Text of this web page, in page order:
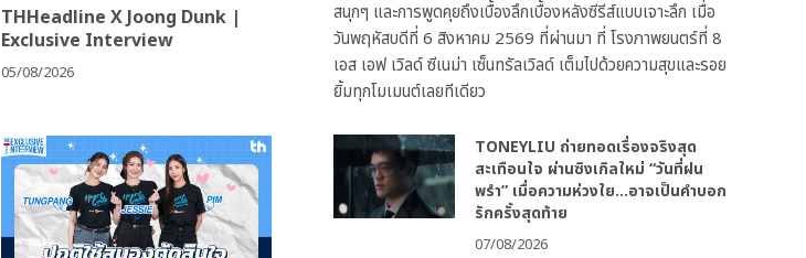
THHeadline X Joong Dunk |
Exclusive Interview
05/08/2026
สนุกๆ และการพูดคุยถึงเบื้องลึกเบื้องหลังซีรีส์แบบเจาะลึก เมื่อ
วันพฤหัสบดีที่ 6 สิงหาคม 2569 ที่ผ่านมา ที่ โรงภาพยนตร์ที่ 8
เอส เอฟ เวิลด์ ซีเนม่า เซ็นทรัลเวิลด์ เต็มไปด้วยความสุขและรอย
ยิ้มทุกโมเมนต์เลยทีเดียว
TONEYLIU ถ่ายทอดเรื่องจริงสุด
สะเทือนใจ ผ่านซิงเกิลใหม่ “วันที่ฝน
พรำ” เมื่อความห่วงใย…อาจเป็นคำบอก
รักครั้งสุดท้าย
07/08/2026